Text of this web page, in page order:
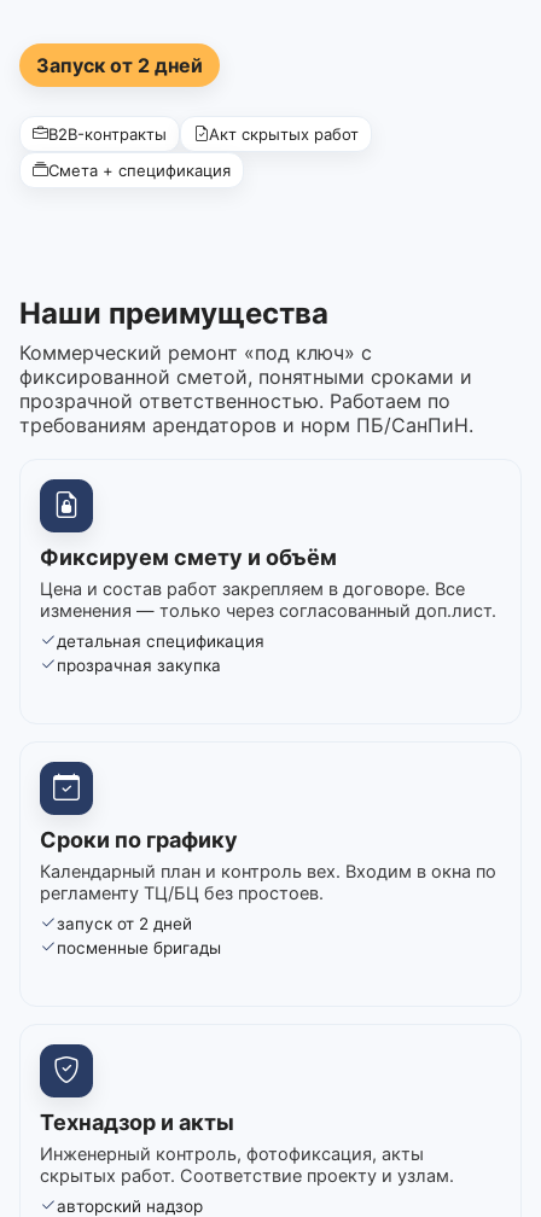
Запуск от 2 дней
B2B-контракты
Акт скрытых работ
Смета + спецификация
Наши преимущества
Коммерческий ремонт «под ключ» с
фиксированной сметой, понятными сроками и
прозрачной ответственностью. Работаем по
требованиям арендаторов и норм ПБ/СанПиН.
Фиксируем смету и объём
Цена и состав работ закрепляем в договоре. Все
изменения — только через согласованный доп.лист.
детальная спецификация
прозрачная закупка
Сроки по графику
Календарный план и контроль вех. Входим в окна по
регламенту ТЦ/БЦ без простоев.
запуск от 2 дней
посменные бригады
Технадзор и акты
Инженерный контроль, фотофиксация, акты
скрытых работ. Соответствие проекту и узлам.
авторский надзор